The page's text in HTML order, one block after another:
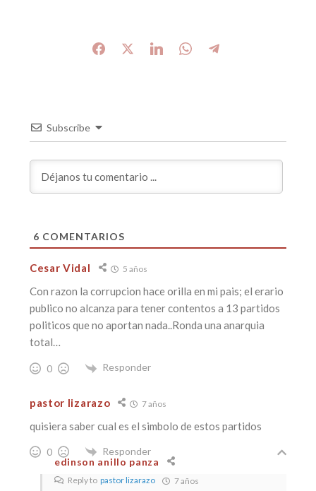
Subscribe
6 COMENTARIOS
Cesar Vidal 5 años
Con razon la corrupcion hace orilla en mi pais; el erario
publico no alcanza para tener contentos a 13 partidos
politicos que no aportan nada..Ronda una anarquia
total…
0 Responder
pastor lizarazo 7 años
quisiera saber cual es el simbolo de estos partidos
0
Responder
edinson anillo panza
Reply to pastor lizarazo 7 años